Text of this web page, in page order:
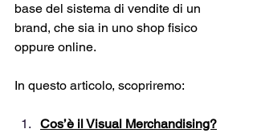
base del sistema di vendite di un
brand, che sia in uno shop fisico
oppure online.
In questo articolo, scopriremo:
Cos’è il Visual Merchandising?